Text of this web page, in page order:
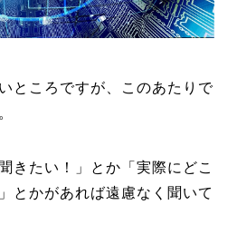
ところですが、このあたりで
きたい！」とか「実際にどこ
とかがあれば遠慮なく聞いて